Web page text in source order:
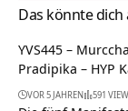
Das könnte
YVS445 –
Pradipika – HYP
VOR 5 JAHREN 591